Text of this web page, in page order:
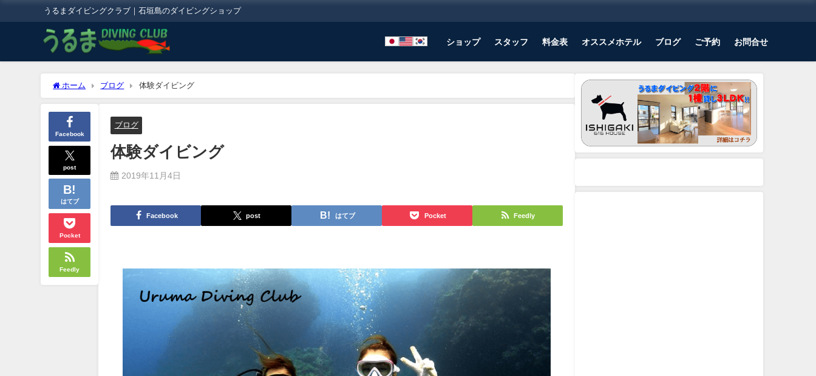
うるまダイビングクラブ｜石垣島のダイビングショップ
ショップ スタッフ 料金表 オススメホテル ブログ ご予約 お問合せ
ホーム ブログ 体験ダイビング
Facebook
post
はてブ
Pocket
Feedly
ブログ
体験ダイビング
2019年11月4日
Facebook post はてブ Pocket Feedly